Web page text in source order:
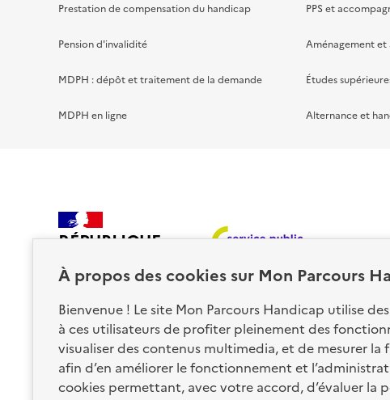
À propos des cookies sur Mon Parcours
Bienvenue ! Le site Mon Parcours Handicap utilise
à ces utilisateurs de profiter pleinement des
visualiser des contenus multimedia, et de mesurer
afin d’en améliorer le fonctionnement et
cookies permettant, avec votre accord, d’évaluer la
Prestation de compensation du handicap
Pension d'invalidité
MDPH : dépôt et traitement de la demande
MDPH en ligne
PPS et
Aménagement
Études
Alternance et
RÉPUBLIQUE
Nos partenaires